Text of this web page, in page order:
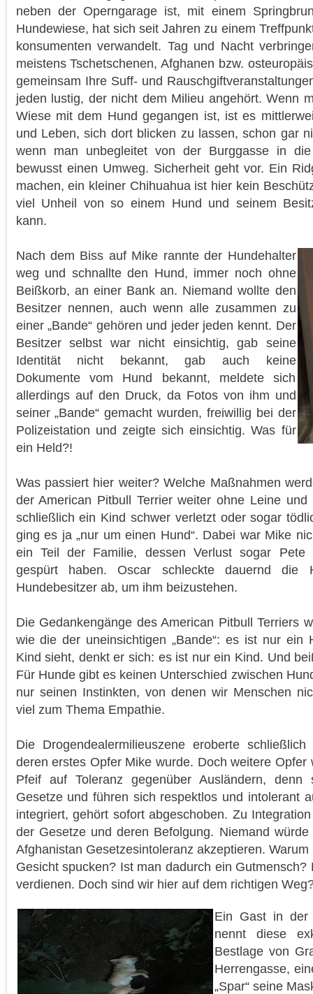
neben der Operngarage ist, mit einem
Hundewiese, hat sich seit Jahren zu einem
konsumenten verwandelt. Tag und Nacht
meistens Tschetschenen, Afghanen bzw.
gemeinsam Ihre Suff- und
jeden lustig, der nicht dem Milieu angehört. Wenn
Wiese mit dem Hund gegangen ist, ist es
und Leben, sich dort blicken zu lassen, schon gar
wenn man unbegleitet von der Burggasse in
bewusst einen Umweg. Sicherheit geht vor. Ein
machen, ein kleiner Chihuahua ist hier kein
viel Unheil von so einem Hund und seinem
kann.
Nach dem Biss auf Mike rannte der Hundehalter
weg und schnallte den Hund, immer noch ohne
Beißkorb, an einer Bank an. Niemand wollte den
Besitzer nennen, auch wenn alle zusammen zu
einer „Bande“ gehören und jeder jeden kennt. Der
Besitzer selbst war nicht einsichtig, gab seine
Identität nicht bekannt, gab auch keine
Dokumente vom Hund bekannt, meldete sich
allerdings auf den Druck, da Fotos von ihm und
seiner „Bande“ gemacht wurden, freiwillig bei der
Polizeistation und zeigte sich einsichtig. Was für
ein Held?!
Was passiert hier weiter? Welche Maßnahmen
der American Pitbull Terrier weiter ohne Leine
schließlich ein Kind schwer verletzt oder sogar
ging es ja „nur um einen Hund“. Dabei war Mike
ein Teil der Familie, dessen Verlust sogar Pete
gespürt haben. Oscar schleckte dauernd die
Hundebesitzer ab, um ihm beizustehen.
Die Gedankengänge des American Pitbull Terriers
wie die der uneinsichtigen „Bande“: es ist nur ein
Kind sieht, denkt er sich: es ist nur ein Kind. Und
Für Hunde gibt es keinen Unterschied zwischen
nur seinen Instinkten, von denen wir Menschen
viel zum Thema Empathie.
Die Drogendealermilieuszene eroberte
deren erstes Opfer Mike wurde. Doch weitere Opfer
Pfeif auf Toleranz gegenüber Ausländern,
Gesetze und führen sich respektlos und intolerant
integriert, gehört sofort abgeschoben. Zu
der Gesetze und deren Befolgung. Niemand
Afghanistan Gesetzesintoleranz akzeptieren.
Gesicht spucken? Ist man dadurch ein
verdienen. Doch sind wir hier auf dem richtigen
Ein Gast in der
nennt diese
Bestlage von
Herrengasse,
„Spar“ seine